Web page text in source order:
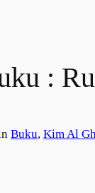
:
Buku, Kim Al